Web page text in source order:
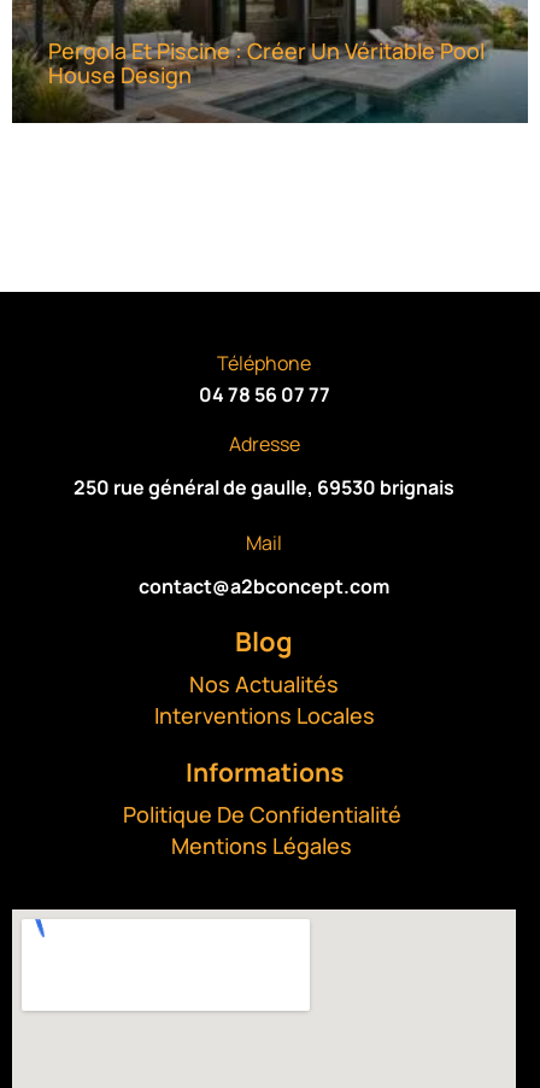
Pergola Et Piscine : Créer Un Véritable Pool
House Design
Téléphone
04 78 56 07 77
Adresse
250 rue général de gaulle, 69530 brignais
Mail
contact@a2bconcept.com
Blog
Nos Actualités
Interventions Locales
Informations
Politique De Confidentialité
Mentions Légales